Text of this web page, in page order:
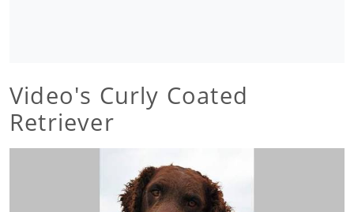
Video's Curly Coated
Retriever